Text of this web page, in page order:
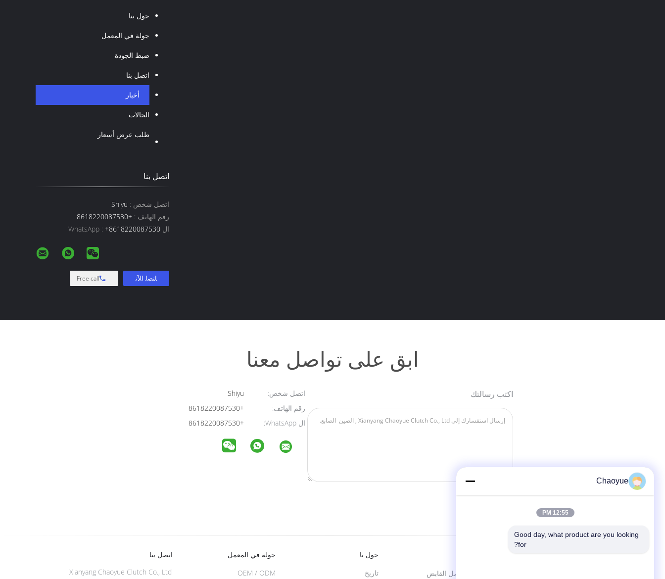
حول بنا
جولة في المعمل
ضبط الجودة
اتصل بنا
أخبار
الحالات
طلب عرض أسعار
اتصل بنا
اتصل شخص :
رقم الهاتف : +8618220087530
ال WhatsApp : +8618220087530
Free call
ابق على تواصل معنا
اتصل شخص:
رقم الهاتف:
+8618220087530
ال WhatsApp:
+8618220087530
اكتب رسالتك
تجاوز تحمل القابض
حول نا
تاريخ
جولة في المعمل
OEM / ODM
اتصل بنا
Xianyang Chaoyue Clutch Co., Ltd
Chaoyue
12:55 PM
Good day, what product are you looking
for?